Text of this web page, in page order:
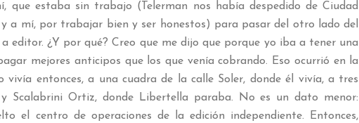
que estaba sin trabajo (Telerman nos había despedido de Ciudad
a mí, por trabajar bien y ser honestos) para pasar del otro lado del
editor. ¿Y por qué? Creo que me dijo que porque yo iba a tener una
mejores anticipos que los que venía cobrando. Eso ocurrió en la
vivía entonces, a una cuadra de la calle Soler, donde él vivía, a tres
y Scalabrini Ortiz, donde Libertella paraba. No es un dato menor:
el centro de operaciones de la edición independiente. Entonces,